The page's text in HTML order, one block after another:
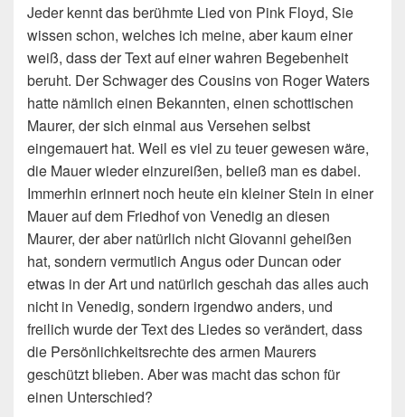
Jeder kennt das berühmte Lied von Pink Floyd, Sie
wissen schon, welches ich meine, aber kaum einer
weiß, dass der Text auf einer wahren Begebenheit
beruht. Der Schwager des Cousins von Roger Waters
hatte nämlich einen Bekannten, einen schottischen
Maurer, der sich einmal aus Versehen selbst
eingemauert hat. Weil es viel zu teuer gewesen wäre,
die Mauer wieder einzureißen, beließ man es dabei.
Immerhin erinnert noch heute ein kleiner Stein in einer
Mauer auf dem Friedhof von Venedig an diesen
Maurer, der aber natürlich nicht Giovanni geheißen
hat, sondern vermutlich Angus oder Duncan oder
etwas in der Art und natürlich geschah das alles auch
nicht in Venedig, sondern irgendwo anders, und
freilich wurde der Text des Liedes so verändert, dass
die Persönlichkeitsrechte des armen Maurers
geschützt blieben. Aber was macht das schon für
einen Unterschied?